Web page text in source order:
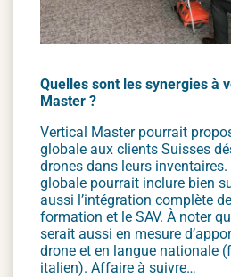
Quelles sont les synergies à
Master ?
Vertical Master pourrait
globale aux clients Suisses
drones dans leurs
globale pourrait inclure bien
aussi l’intégration complète
formation et le SAV. À noter
serait aussi en mesure
drone et en langue nationale
italien). Affaire à suivre…